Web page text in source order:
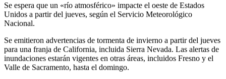
Se espera que un «río atmosférico» impacte el oeste de Estados
Unidos a partir del jueves, según el Servicio Meteorológico
Nacional.
Se emitieron advertencias de tormenta de invierno a partir del jueves
para una franja de California, incluida Sierra Nevada. Las alertas de
inundaciones estarán vigentes en otras áreas, incluidos Fresno y el
Valle de Sacramento, hasta el domingo.